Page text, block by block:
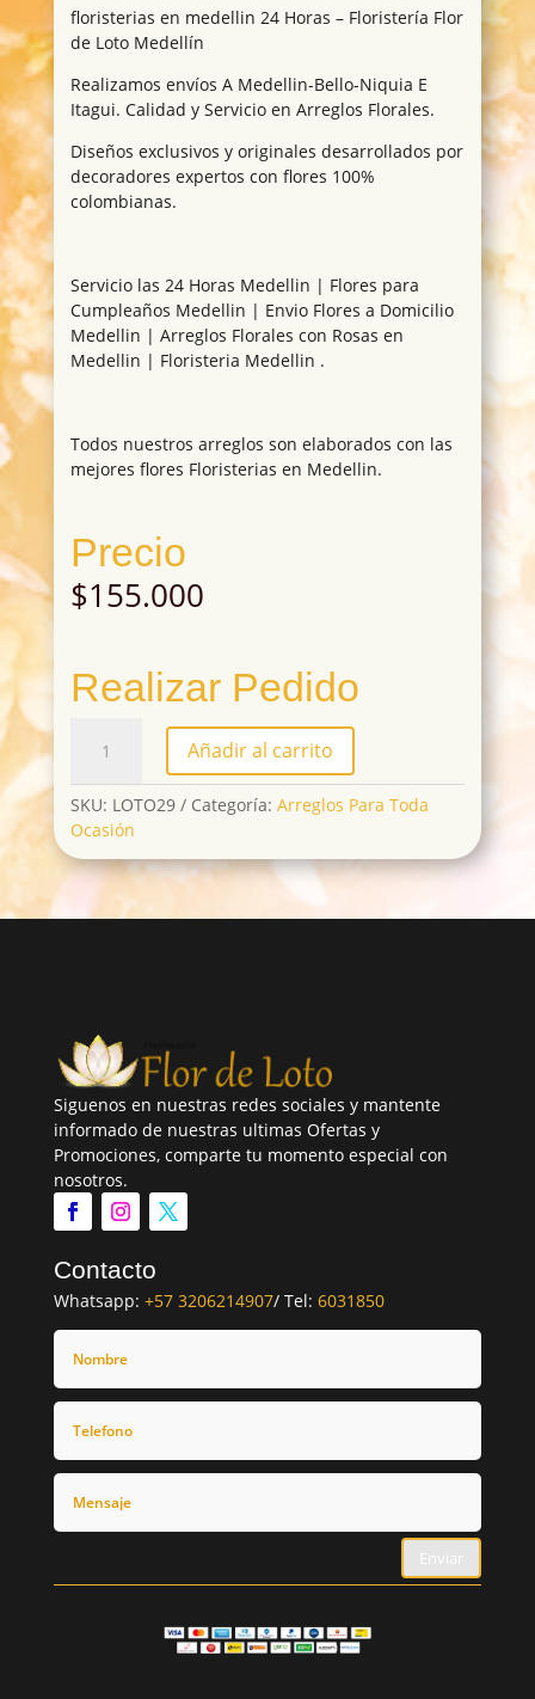
floristerias en medellin 24 Horas – Floristería Flor
de Loto Medellín
Realizamos envíos A Medellin-Bello-Niquia E
Itagui. Calidad y Servicio en Arreglos Florales.
Diseños exclusivos y originales desarrollados por
decoradores expertos con flores 100%
colombianas.
Servicio las 24 Horas Medellin | Flores para
Cumpleaños Medellin | Envio Flores a Domicilio
Medellin | Arreglos Florales con Rosas en
Medellin | Floristeria Medellin .
Todos nuestros arreglos son elaborados con las
mejores flores Floristerias en Medellin.
Precio
$155.000
Realizar Pedido
cantidad
Añadir al carrito
SKU: LOTO29 Categoría: Arreglos Para Toda
Ocasión
Siguenos en nuestras redes sociales y mantente
informado de nuestras ultimas Ofertas y
Promociones, comparte tu momento especial con
nosotros.
Contacto
Whatsapp: +57 3206214907/ Tel: 6031850
Enviar